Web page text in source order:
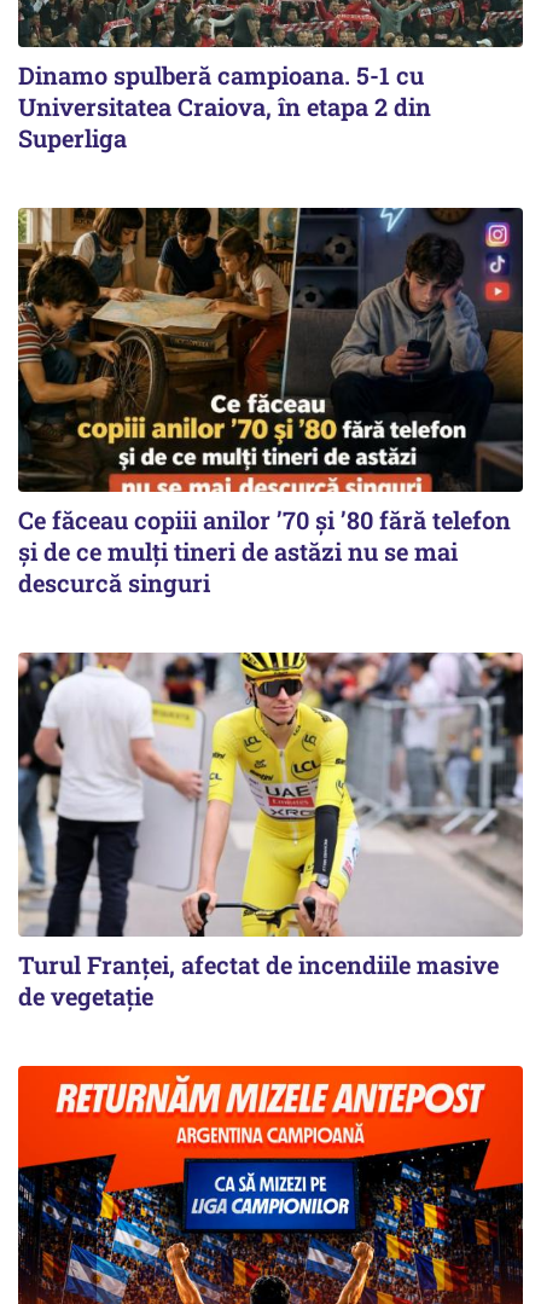
Dinamo spulberă campioana. 5-1 cu
Universitatea Craiova, în etapa 2 din
Superliga
Ce făceau copiii anilor ’70 și ’80 fără telefon
și de ce mulți tineri de astăzi nu se mai
descurcă singuri
Turul Franţei, afectat de incendiile masive
de vegetaţie